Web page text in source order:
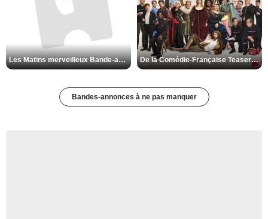
Les Matins merveilleux Bande-annonce VF De la Comédie-Française Teaser VF
Bandes-annonces à ne pas manquer